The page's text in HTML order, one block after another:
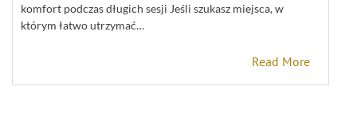
komfort podczas długich sesji Jeśli szukasz miejsca, w
którym łatwo utrzymać…
Read More